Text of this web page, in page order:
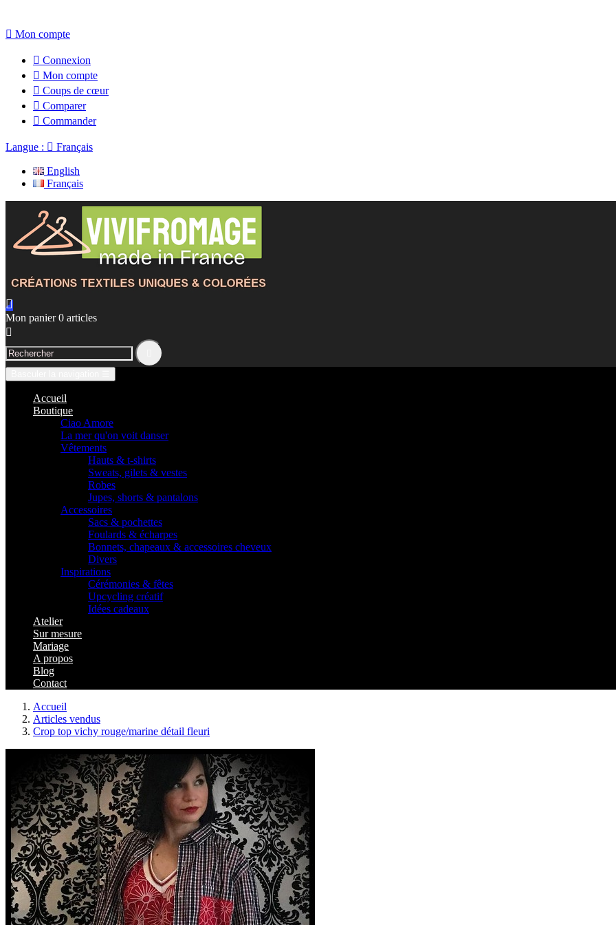
 Mon compte
 Connexion
 Mon compte
 Coups de cœur
 Comparer
 Commander
Langue :  Français
English
Français

Mon panier 0 articles

Accueil
Boutique
Ciao Amore
La mer qu'on voit danser
Vêtements
Hauts & t-shirts
Sweats, gilets & vestes
Robes
Jupes, shorts & pantalons
Accessoires
Sacs & pochettes
Foulards & écharpes
Bonnets, chapeaux & accessoires cheveux
Divers
Inspirations
Cérémonies & fêtes
Upcycling créatif
Idées cadeaux
Atelier
Sur mesure
Mariage
A propos
Blog
Contact
Accueil
Articles vendus
Crop top vichy rouge/marine détail fleuri